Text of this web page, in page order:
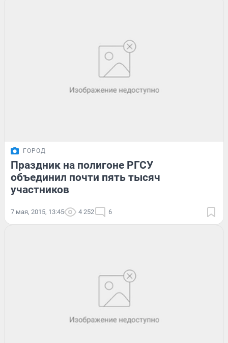
ГОРОД
Праздник на полигоне РГСУ
объединил почти пять тысяч
участников
7 мая, 2015, 13:45 4 252 6